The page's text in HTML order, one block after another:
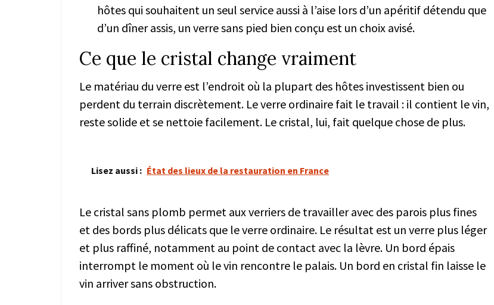
hôtes qui souhaitent un seul service aussi à l’aise lors d’un apéritif détendu que
d’un dîner assis, un verre sans pied bien conçu est un choix avisé.
Ce que le cristal change vraiment
Le matériau du verre est l’endroit où la plupart des hôtes investissent bien ou
perdent du terrain discrètement. Le verre ordinaire fait le travail : il contient le vin,
reste solide et se nettoie facilement. Le cristal, lui, fait quelque chose de plus.
Lisez aussi : État des lieux de la restauration en France
Le cristal sans plomb permet aux verriers de travailler avec des parois plus fines
et des bords plus délicats que le verre ordinaire. Le résultat est un verre plus léger
et plus raffiné, notamment au point de contact avec la lèvre. Un bord épais
interrompt le moment où le vin rencontre le palais. Un bord en cristal fin laisse le
vin arriver sans obstruction.